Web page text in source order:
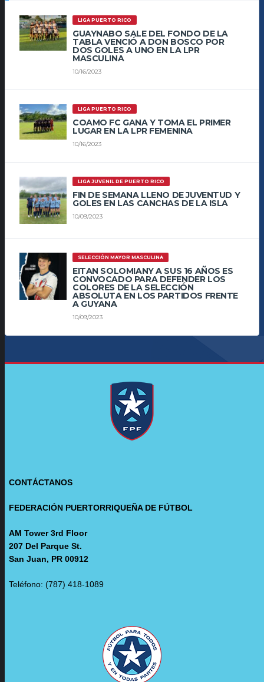
LIGA PUERTO RICO
GUAYNABO SALE DEL FONDO DE LA
TABLA VENCIÓ A DON BOSCO POR
DOS GOLES A UNO EN LA LPR
MASCULINA
10/16/2023
LIGA PUERTO RICO
COAMO FC GANA Y TOMA EL PRIMER
LUGAR EN LA LPR FEMENINA
10/16/2023
LIGA JUVENIL DE PUERTO RICO
FIN DE SEMANA LLENO DE JUVENTUD Y
GOLES EN LAS CANCHAS DE LA ISLA
10/09/2023
SELECCIÓN MAYOR MASCULINA
EITAN SOLOMIANY A SUS 16 AÑOS ES
CONVOCADO PARA DEFENDER LOS
COLORES DE LA SELECCIÓN
ABSOLUTA EN LOS PARTIDOS FRENTE
A GUYANA
10/09/2023
CONTÁCTANOS
FEDERACIÓN PUERTORRIQUEÑA DE FÚTBOL
AM Tower 3rd Floor
207 Del Parque St.
San Juan, PR 00912
Teléfono: (787) 418-1089